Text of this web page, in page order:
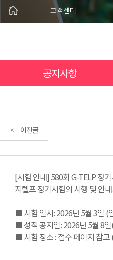
고객센터
공지사항
< 이전글
[시험 안내] 580회 G-TELP 정
지텔프 정기시험의 시행 및 안
■ 시험 일시: 2026년 5월 3일 (
■ 성적 공지일: 2026년 5월 8
■ 시험 장소 : 접수 페이지 참